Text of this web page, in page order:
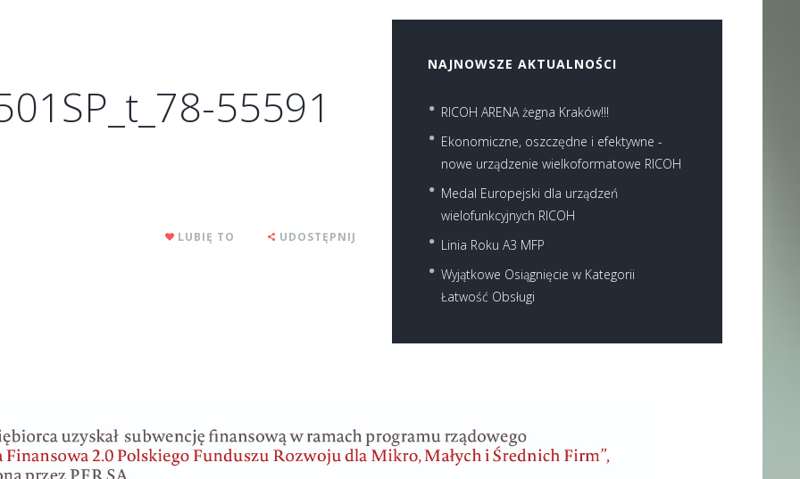
55591
LUBIĘ TO UDOSTĘPNIJ
NAJNOWSZE AKTUALNOŚCI
RICOH ARENA żegna Kraków!!!
Ekonomiczne, oszczędne i efektywne -
nowe urządzenie wielkoformatowe RICOH
Medal Europejski dla urządzeń
wielofunkcyjnych RICOH
Linia Roku A3 MFP
Wyjątkowe Osiągnięcie w Kategorii
Łatwość Obsługi